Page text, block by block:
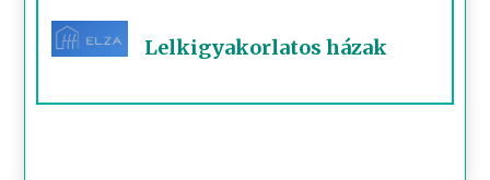
Lelkigyakorlatos házak